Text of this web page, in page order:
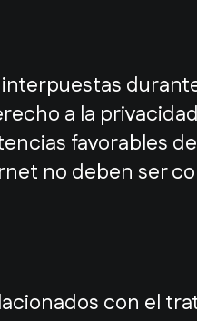
a la
favorables
no deben ser
con el